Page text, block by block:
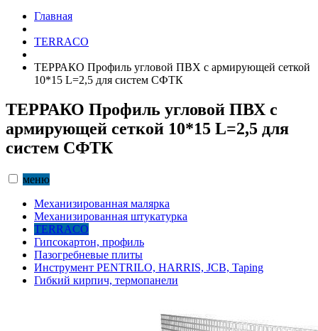
Главная
TERRACO
ТЕРРАКО Профиль угловой ПВХ с армирующей сеткой
10*15 L=2,5 для систем СФТК
ТЕРРАКО Профиль угловой ПВХ с
армирующей сеткой 10*15 L=2,5 для
систем СФТК
меню
Механизированная малярка
Механизированная штукатурка
TERRACO
Гипсокартон, профиль
Пазогребневые плиты
Инструмент PENTRILO, HARRIS, JCB, Taping
Гибкий кирпич, термопанели